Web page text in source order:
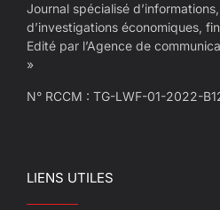
Journal spécialisé
d’investigations économiques,
Edité par l’Agence de
»
N° RCCM : TG-LWF-01-2022-
LIENS UTILES